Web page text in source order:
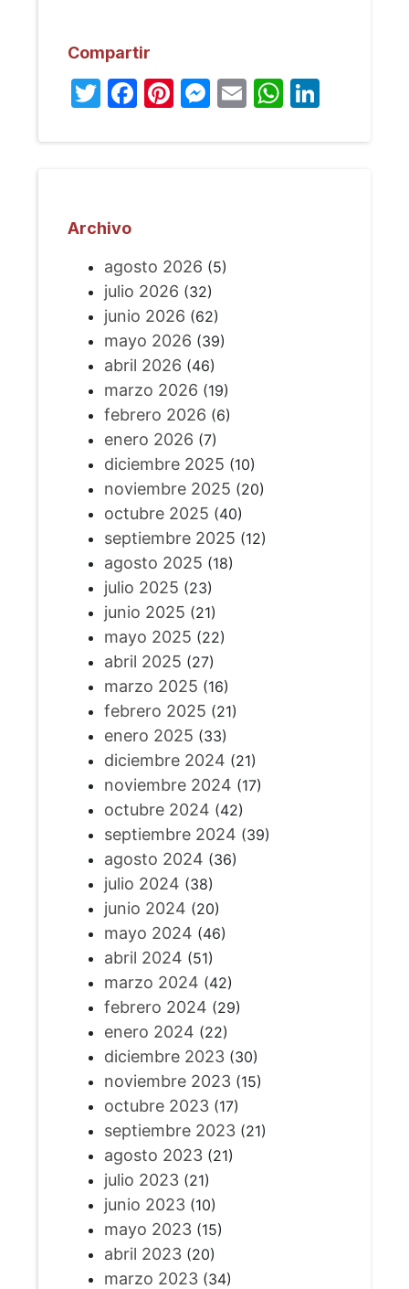
Compartir
Twitter
Facebook
Pinterest
Messenger
Email
Archivo
agosto 2026 (5)
julio 2026 (32)
junio 2026 (62)
mayo 2026 (39)
abril 2026 (46)
marzo 2026 (19)
febrero 2026 (6)
enero 2026 (7)
diciembre 2025 (10)
noviembre 2025 (20)
octubre 2025 (40)
septiembre 2025 (12)
agosto 2025 (18)
julio 2025 (23)
junio 2025 (21)
mayo 2025 (22)
abril 2025 (27)
marzo 2025 (16)
febrero 2025 (21)
enero 2025 (33)
diciembre 2024 (21)
noviembre 2024 (17)
octubre 2024 (42)
septiembre 2024 (39)
agosto 2024 (36)
julio 2024 (38)
junio 2024 (20)
mayo 2024 (46)
abril 2024 (51)
marzo 2024 (42)
febrero 2024 (29)
enero 2024 (22)
diciembre 2023(30)
noviembre 2023(15)
octubre 2023(17)
septiembre 2023(21)
agosto 2023(21)
julio 2023(21)
junio 2023(10)
mayo 2023(15)
abril 2023(20)
marzo 2023(34)